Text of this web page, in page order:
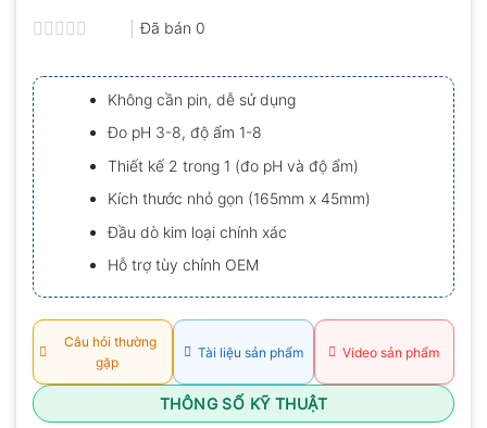
xếp
hạng
0.0
5
sao
Đã bán 0
Không cần pin, dễ sử dụng
Đo pH 3-8, độ ẩm 1-8
Thiết kế 2 trong 1 (đo pH và độ ẩm)
Kích thước nhỏ gọn (165mm x 45mm)
Đầu dò kim loại chính xác
Hỗ trợ tùy chỉnh OEM
Câu hỏi thường
gặp
Tài liệu sản phẩm Video sản phẩm
THÔNG SỐ KỸ THUẬT